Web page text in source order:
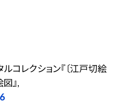
コレクション『〔江戸切絵
』,